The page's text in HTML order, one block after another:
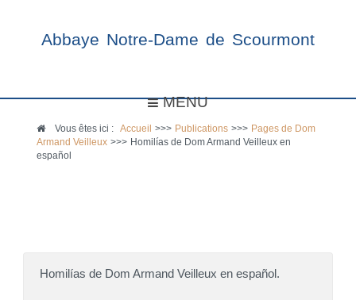
Abbaye Notre-Dame de Scourmont
MENU
Vous êtes ici :Accueil >>> Publications >>> Pages de Dom
Armand Veilleux >>> Homilías de Dom Armand Veilleux en
español
Homilías de Dom Armand Veilleux en español.